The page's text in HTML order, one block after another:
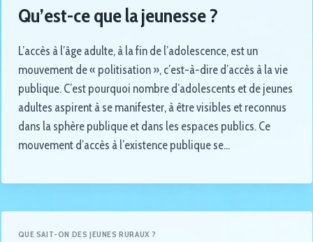
Qu’est-ce que la jeunesse ?
L’accès à l’âge adulte, à la fin de l’adolescence, est un
mouvement de « politisation », c’est-à-dire d’accès à la vie
publique. C’est pourquoi nombre d’adolescents et de jeunes
adultes aspirent à se manifester, à être visibles et reconnus
dans la sphère publique et dans les espaces publics. Ce
mouvement d’accès à l’existence publique se…
QUE SAIT-ON DES JEUNES RURAUX ?